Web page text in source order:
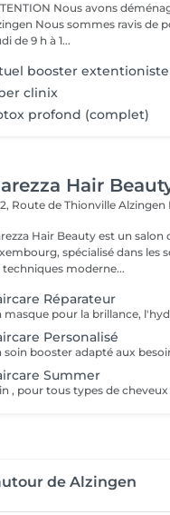
avons déménagé ! 435, Route de Thionville L-5887
ravis de pouvoir vous accueillir du mardi au
de 9 h à 1...
booster extentioniste
clinix
profond (complet)
Hair
Route de ThionvilleAlzingen
Hair Beauty est un
spécialisé dans les
techniques moderne...
Réparateur
Personalisé
Summer
, pour tous types de
de Alzingen